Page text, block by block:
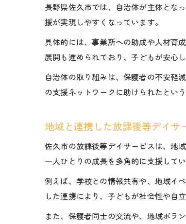
長野県佐久市では、自治体が主体とな
援が実現しやすくなっています。
具体的には、事業所への助成や人材育
展開も進められており、子どもが安心
自治体の取り組みは、保護者の不安軽
の支援ネットワークに助けられたとい
地域と連携した放課後等デイサ
佐久市の放課後等デイサービスは、地
一人ひとりの成長を多角的に支援してい
例えば、学校との情報共有や、地域イ
した連携により、子どもが社会性や自
また、保護者同士の交流や、地域ボラ